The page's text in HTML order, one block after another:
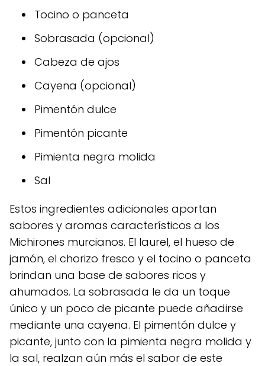
Tocino o panceta
Sobrasada (opcional)
Cabeza de ajos
Cayena (opcional)
Pimentón dulce
Pimentón picante
Pimienta negra molida
Sal
Estos ingredientes adicionales aportan
sabores y aromas característicos a los
Michirones murcianos. El laurel, el hueso de
jamón, el chorizo fresco y el tocino o panceta
brindan una base de sabores ricos y
ahumados. La sobrasada le da un toque
único y un poco de picante puede añadirse
mediante una cayena. El pimentón dulce y
picante, junto con la pimienta negra molida y
la sal, realzan aún más el sabor de este